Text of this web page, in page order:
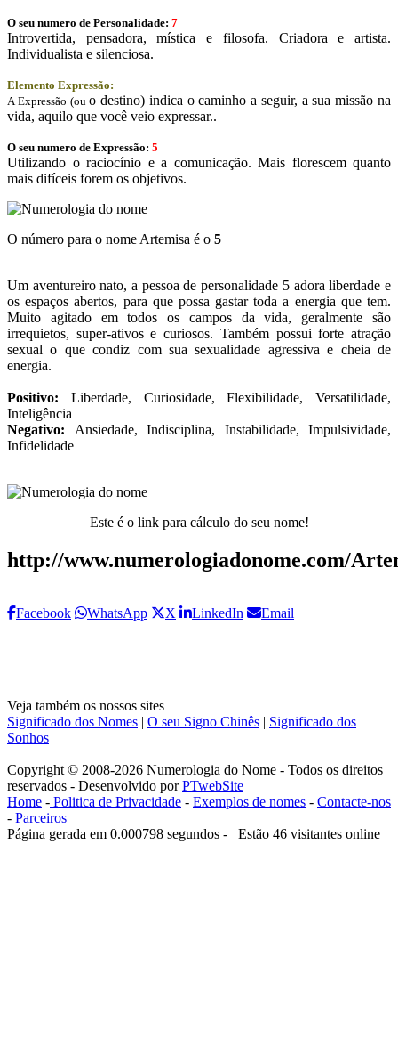
O seu numero de Personalidade: 7
Introvertida, pensadora, mística e filosofa. Criadora e artista.
Individualista e silenciosa.
Elemento Expressão:
A Expressão (ouo destino) indica o caminho a seguir, a sua missão na
vida, aquilo que você veio expressar..
O seu numero de Expressão: 5
Utilizando o raciocínio e a comunicação. Mais florescem quanto
mais difíceis forem os objetivos.
O número para o nome Artemisa é o 5
Um aventureiro nato, a pessoa de personalidade 5 adora liberdade e
os espaços abertos, para que possa gastar toda a energia que tem.
Muito agitado em todos os campos da vida, geralmente são
irrequietos, super-ativos e curiosos. Também possui forte atração
sexual o que condiz com sua sexualidade agressiva e cheia de
energia.
Positivo: Liberdade, Curiosidade, Flexibilidade, Versatilidade,
Inteligência
Negativo: Ansiedade, Indisciplina, Instabilidade, Impulsividade,
Infidelidade
Este é o link para cálculo do seu nome!
http://www.numerologiadonome.com/
Facebook WhatsApp X LinkedIn Email
Veja também os nossos sites
Significado dos Nomes
O seu Signo Chinês
Significado dos
Sonhos
Copyright © 2008-2026 Numerologia do Nome - Todos os direitos
reservados - Desenvolvido porPTwebSite
Home - Politica de Privacidade - Exemplos de nomes - Contacte-nos
- Parceiros
Página gerada em 0.000798 segundos - Estão 46 visitantes online